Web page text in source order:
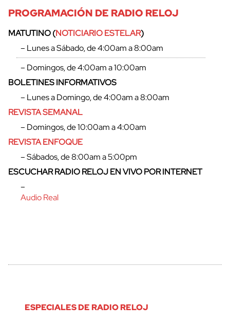
PROGRAMACIÓN DE RADIO RELOJ
MATUTINO (NOTICIARIO ESTELAR)
– Lunes a Sábado, de 4:00am a 8:00am
– Domingos, de 4:00am a 10:00am
BOLETINES INFORMATIVOS
– Lunes a Domingo, de 4:00am a 8:00am
REVISTA SEMANAL
– Domingos, de 10:00am a 4:00am
REVISTA ENFOQUE
– Sábados, de 8:00am a 5:00pm
ESCUCHAR RADIO RELOJ EN VIVO POR INTERNET
–
Audio Real
ESPECIALES DE RADIO RELOJ